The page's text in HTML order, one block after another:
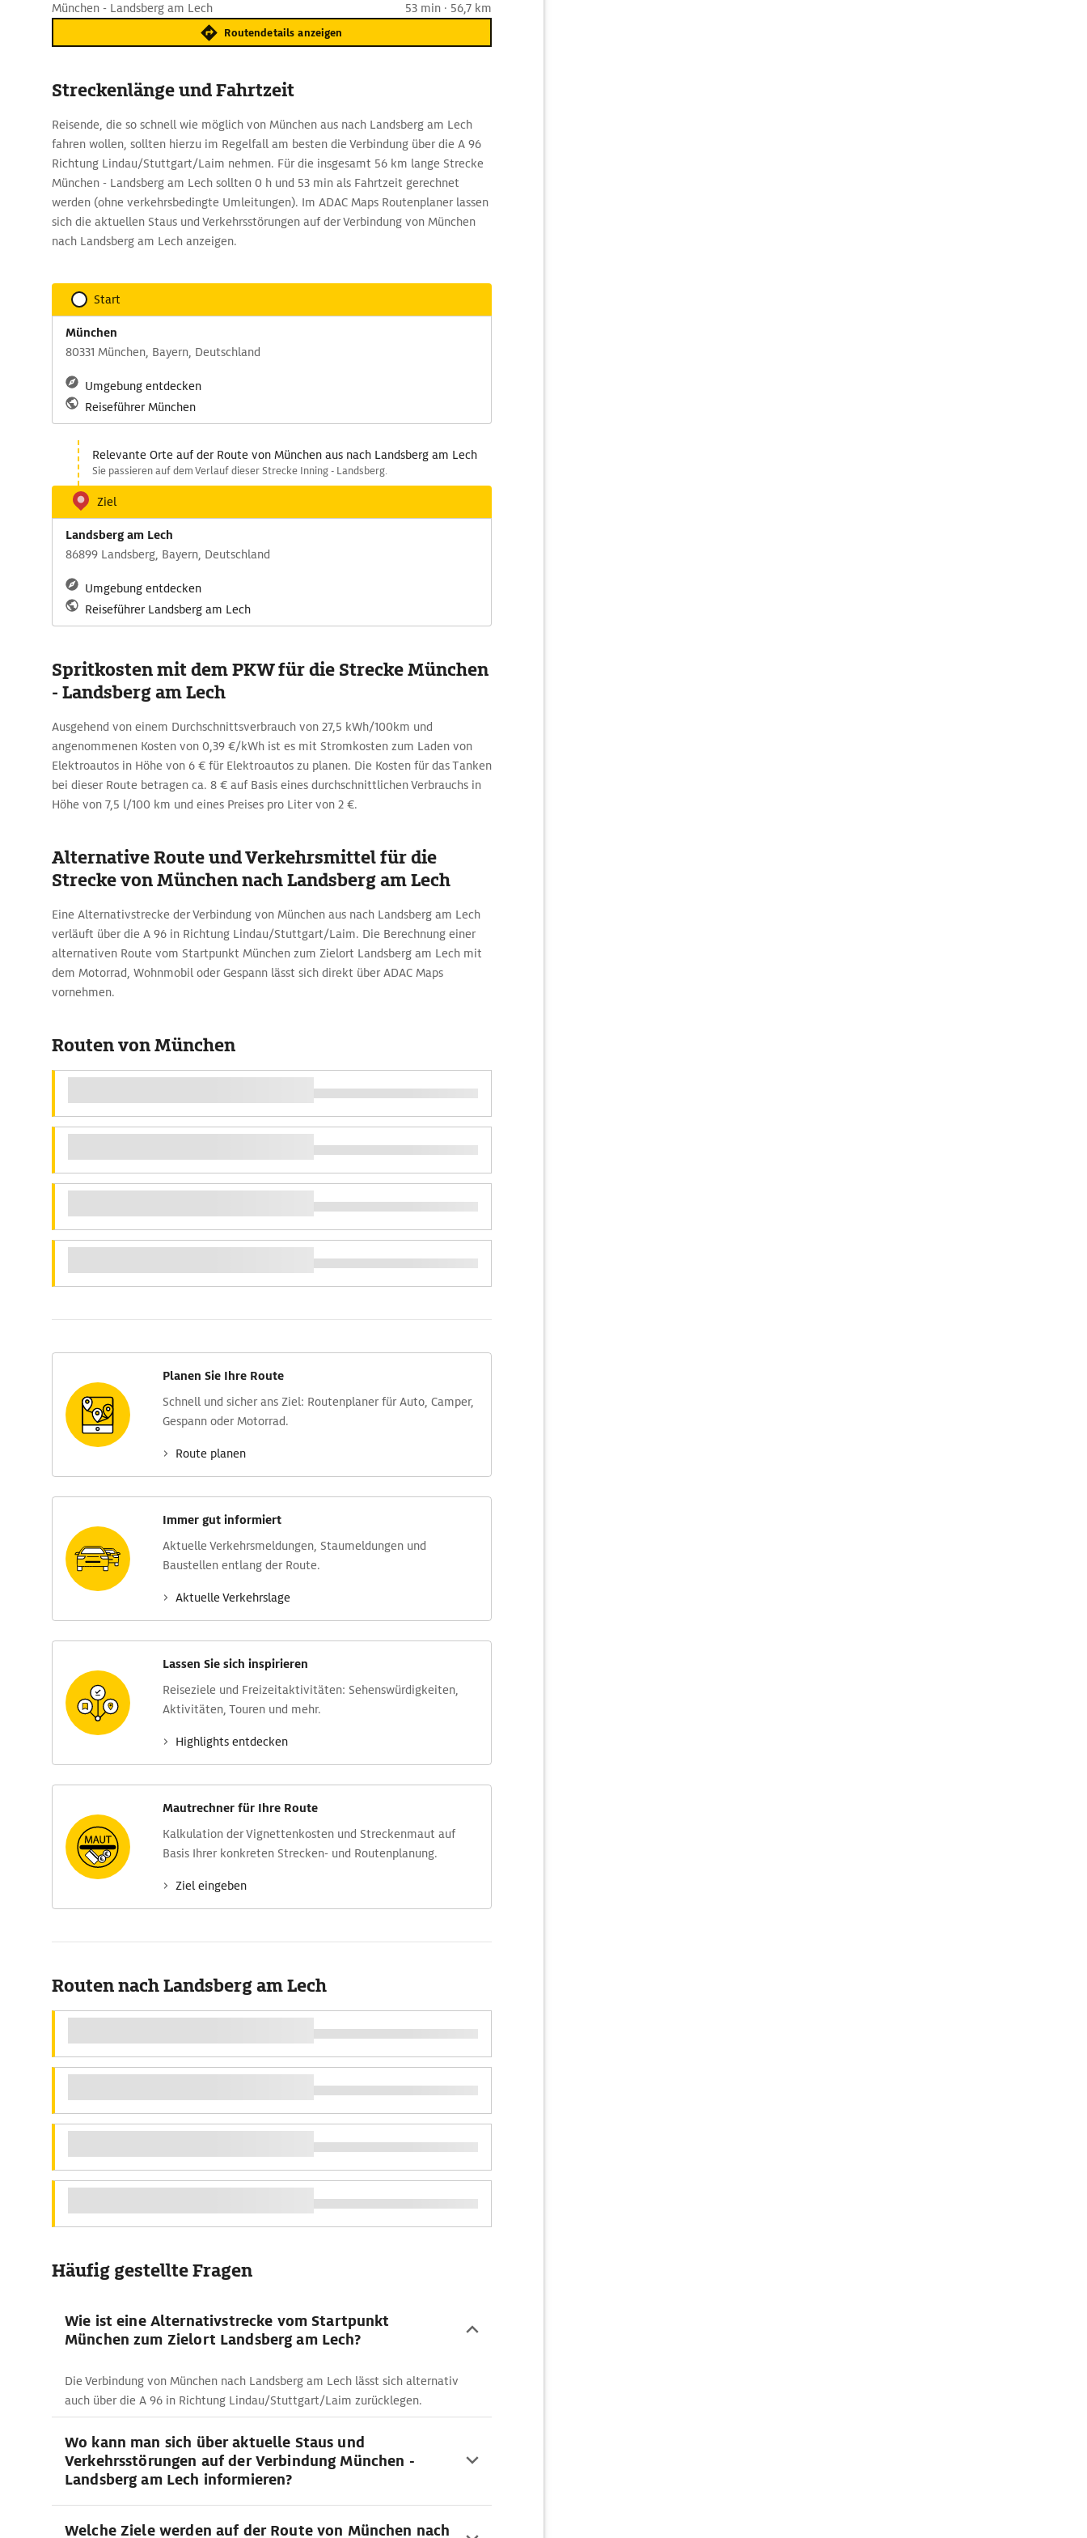
München - Landsberg am Lech 53 min · 56,7 km
Routendetails anzeigen
Streckenlänge und Fahrtzeit
Reisende, die so schnell wie möglich von München aus nach Landsberg am Lech
fahren wollen, sollten hierzu im Regelfall am besten die Verbindung über die A 96
Richtung Lindau/Stuttgart/Laim nehmen. Für die insgesamt 56 km lange Strecke
München - Landsberg am Lech sollten 0 h und 53 min als Fahrtzeit gerechnet
werden (ohne verkehrsbedingte Umleitungen). Im ADAC Maps Routenplaner lassen
sich die aktuellen Staus und Verkehrsstörungen auf der Verbindung von München
nach Landsberg am Lech anzeigen.
Start
München
80331 München, Bayern, Deutschland
Umgebung entdecken
Reiseführer München
Relevante Orte auf der Route von München aus nach Landsberg am Lech
Sie passieren auf dem Verlauf dieser Strecke Inning - Landsberg.
Ziel
Landsberg am Lech
86899 Landsberg, Bayern, Deutschland
Umgebung entdecken
Reiseführer Landsberg am Lech
Spritkosten mit dem PKW für die Strecke München
- Landsberg am Lech
Ausgehend von einem Durchschnittsverbrauch von 27,5 kWh/100km und
angenommenen Kosten von 0,39 €/kWh ist es mit Stromkosten zum Laden von
Elektroautos in Höhe von 6 € für Elektroautos zu planen. Die Kosten für das Tanken
bei dieser Route betragen ca. 8 € auf Basis eines durchschnittlichen Verbrauchs in
Höhe von 7,5 l/100 km und eines Preises pro Liter von 2 €.
Alternative Route und Verkehrsmittel für die
Strecke von München nach Landsberg am Lech
Eine Alternativstrecke der Verbindung von München aus nach Landsberg am Lech
verläuft über die A 96 in Richtung Lindau/Stuttgart/Laim. Die Berechnung einer
alternativen Route vom Startpunkt München zum Zielort Landsberg am Lech mit
dem Motorrad, Wohnmobil oder Gespann lässt sich direkt über ADAC Maps
vornehmen.
Routen von München
Planen Sie Ihre Route
Schnell und sicher ans Ziel: Routen­planer für Auto, Camper,
Gespann oder Motorrad.
Route planen
Immer gut informiert
Aktuelle Verkehrs­meldungen, Stau­meldungen und
Baustellen entlang der Route.
Aktuelle Verkehrs­lage
Lassen Sie sich inspirieren
Reise­ziele und Freizeit­aktivitäten: Sehens­würdig­keiten,
Aktivitäten, Touren und mehr.
Highlights entdecken
Mautrechner für Ihre Route
Kalkulation der Vignettenkosten und Streckenmaut auf
Basis Ihrer konkreten Strecken- und Routenplanung.
Ziel eingeben
Routen nach Landsberg am Lech
Häufig gestellte Fragen
Wie ist eine Alternativstrecke vom Startpunkt
München zum Zielort Landsberg am Lech?
Die Verbindung von München nach Landsberg am Lech lässt sich alternativ
auch über die A 96 in Richtung Lindau/Stuttgart/Laim zurücklegen.
Wo kann man sich über aktuelle Staus und
Verkehrsstörungen auf der Verbindung München -
Landsberg am Lech informieren?
Welche Ziele werden auf der Route von München nach